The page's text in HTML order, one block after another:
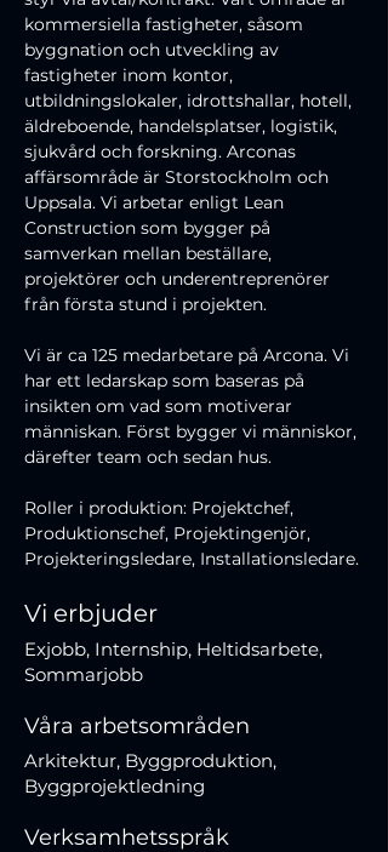
kommersiella fastigheter, såsom
byggnation och utveckling av
fastigheter inom kontor,
utbildningslokaler, idrottshallar, hotell,
äldreboende, handelsplatser, logistik,
sjukvård och forskning. Arconas
affärsområde är Storstockholm och
Uppsala. Vi arbetar enligt Lean
Construction som bygger på
samverkan mellan beställare,
projektörer och underentreprenörer
från första stund i projekten.
Vi är ca 125 medarbetare på Arcona. Vi
har ett ledarskap som baseras på
insikten om vad som motiverar
människan. Först bygger vi människor,
därefter team och sedan hus.
Roller i produktion: Projektchef,
Produktionschef, Projektingenjör,
Projekteringsledare, Installationsledare.
Vi erbjuder
Exjobb, Internship, Heltidsarbete,
Sommarjobb
Våra arbetsområden
Arkitektur, Byggproduktion,
Byggprojektledning
Verksamhetsspråk